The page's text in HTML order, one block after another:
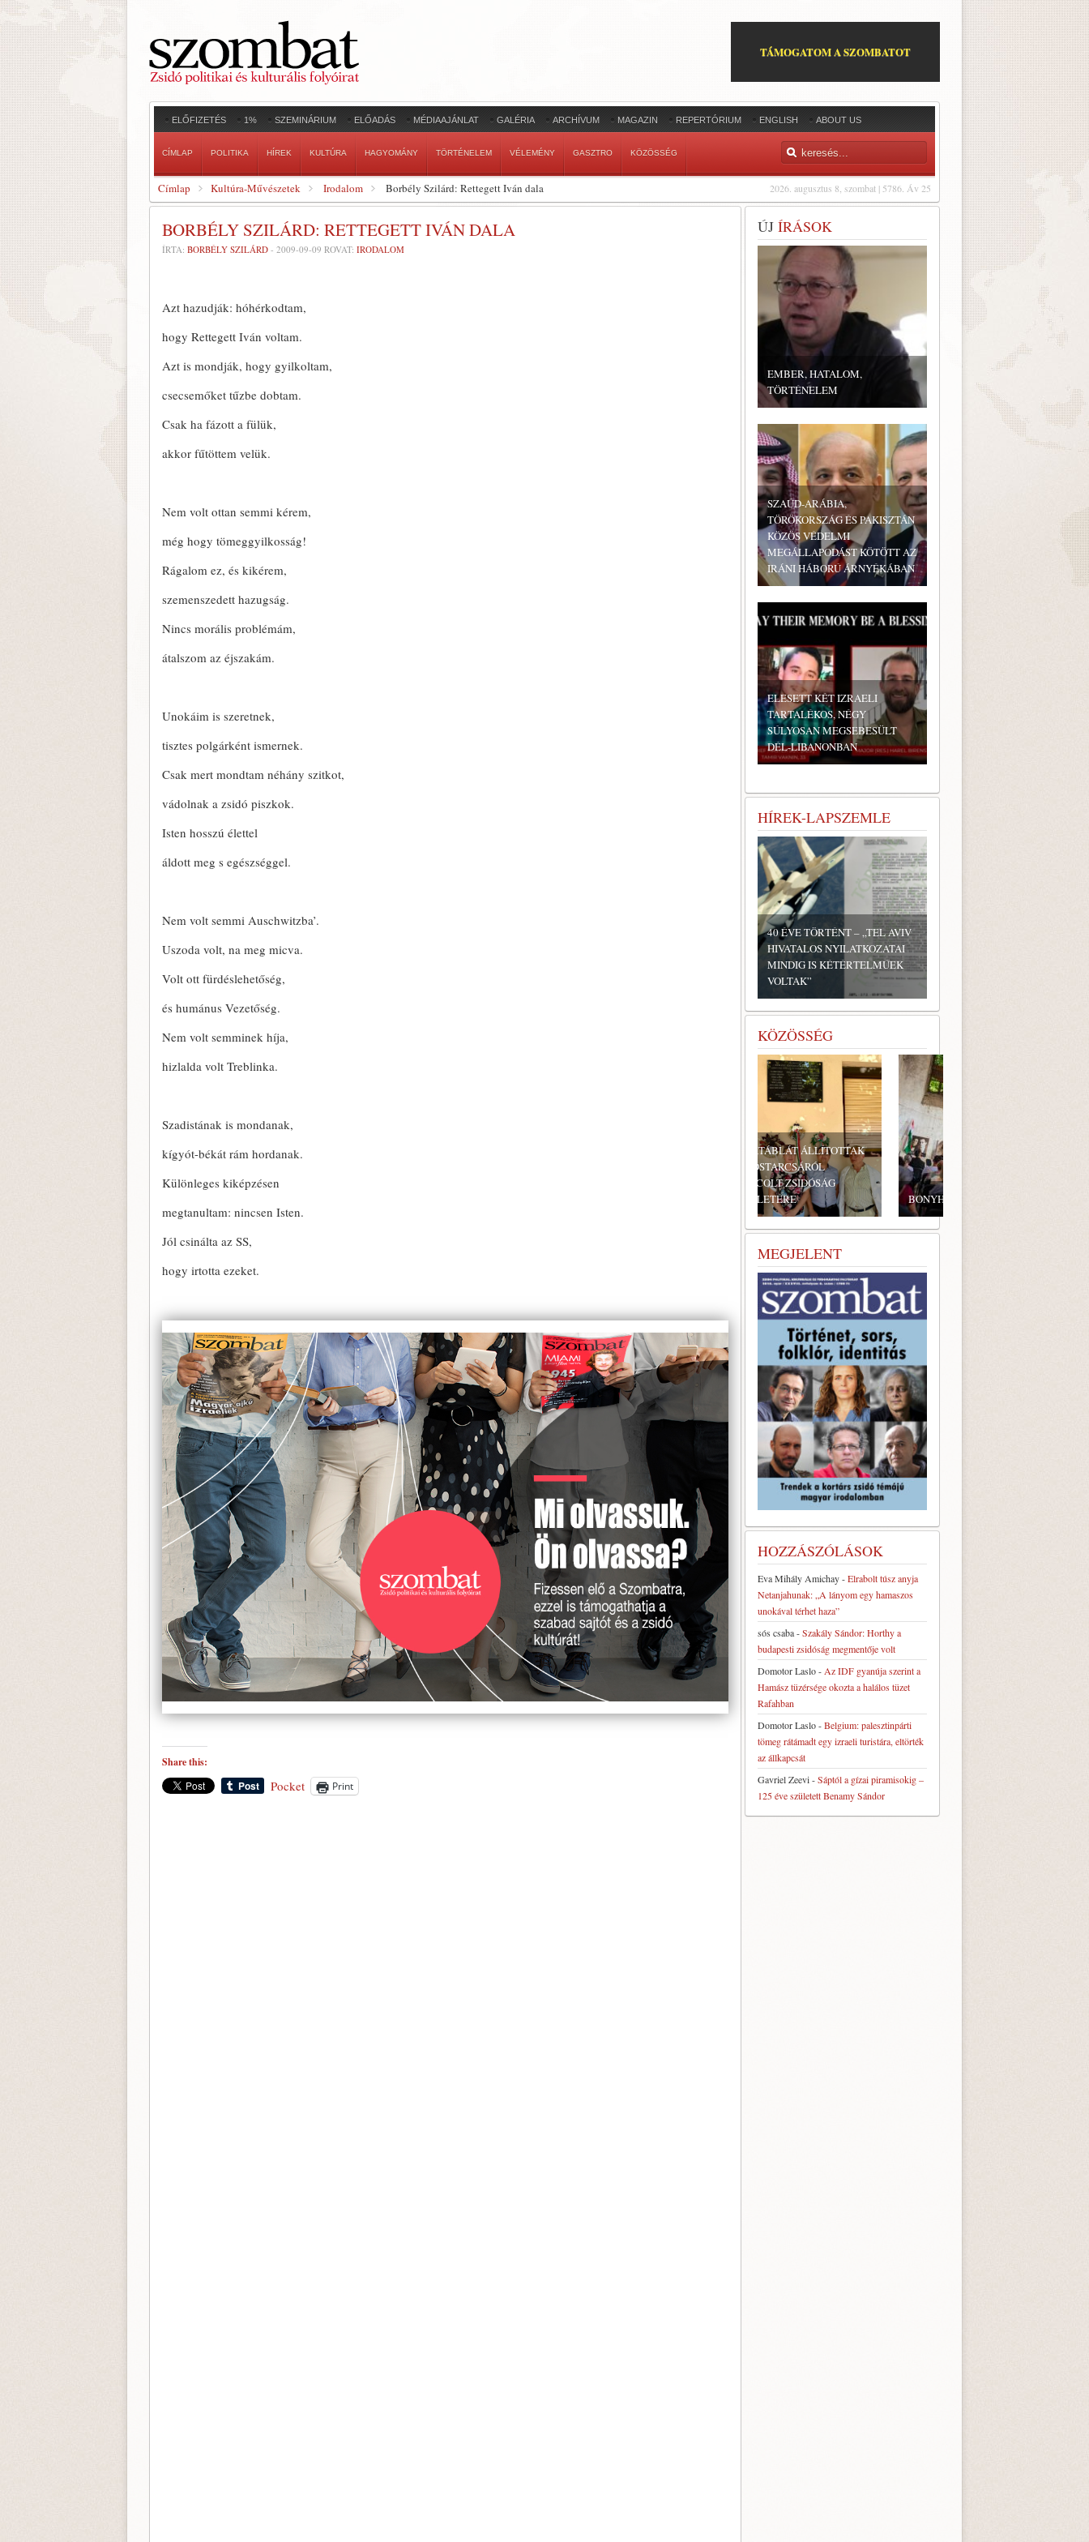
TÁMOGATOM A SZOMBATOT
ELŐFIZETÉS 1% SZEMINÁRIUM ELŐADÁS MÉDIAAJÁNLAT GALÉRIA ARCHÍVUM MAGAZIN REPERTÓRIUM ENGLISH ABOUT US
CÍMLAP POLITIKA HÍREK KULTÚRA HAGYOMÁNY TÖRTÉNELEM VÉLEMÉNY GASZTRO KÖZÖSSÉG
2026. augusztus 8, szombat | 5786. Áv 25
Címlap Kultúra-Művészetek Irodalom Borbély Szilárd: Rettegett Iván dala
BORBÉLY SZILÁRD: RETTEGETT IVÁN DALA
ÍRTA: BORBÉLY SZILÁRD - 2009-09-09 ROVAT: IRODALOM
Azt hazudják: hóhérkodtam,
hogy Rettegett Iván voltam.
Azt is mondják, hogy gyilkoltam,
csecsemőket tűzbe dobtam.
Csak ha fázott a fülük,
akkor fűtöttem velük.
Nem volt ottan semmi kérem,
még hogy tömeggyilkosság!
Rágalom ez, és kikérem,
szemenszedett hazugság.
Nincs morális problémám,
átalszom az éjszakám.
Unokáim is szeretnek,
tisztes polgárként ismernek.
Csak mert mondtam néhány szitkot,
vádolnak a zsidó piszkok.
Isten hosszú élettel
áldott meg s egészséggel.
Nem volt semmi Auschwitzba’.
Uszoda volt, na meg micva.
Volt ott fürdéslehetőség,
és humánus Vezetőség.
Nem volt semminek híja,
hizlalda volt Treblinka.
Szadistának is mondanak,
kígyót-békát rám hordanak.
Különleges kiképzésen
megtanultam: nincsen Isten.
Jól csinálta az SS,
hogy irtotta ezeket.
Share this:
Pocket Print
ÚJ ÍRÁSOK
EMBER, HATALOM,
TÖRTÉNELEM
SZAÚD-ARÁBIA,
TÖRÖKORSZÁG ÉS PAKISZTÁN
KÖZÖS VÉDELMI
MEGÁLLAPODÁST KÖTÖTT AZ
IRÁNI HÁBORÚ ÁRNYÉKÁBAN
ELESETT KÉT IZRAELI
TARTALÉKOS, NÉGY
SÚLYOSAN MEGSEBESÜLT
DÉL-LIBANONBAN
HÍREK-LAPSZEMLE
40 ÉVE TÖRTÉNT – „TEL AVIV
HIVATALOS NYILATKOZATAI
MINDIG IS KÉTÉRTELMŰEK
VOLTAK”
KÖZÖSSÉG
BONYHÁDI ZSIDÓ NAPOK
MEGJELENT
HOZZÁSZÓLÁSOK
Eva Mihály Amichay-Elrabolt túsz anyja
Netanjahunak: „A lányom egy hamaszos
unokával térhet haza”
sós csaba-Szakály Sándor: Horthy a
budapesti zsidóság megmentője volt
Domotor Laslo- Az IDF gyanúja szerint a
Hamász tüzérsége okozta a halálos tüzet
Rafahban
Domotor Laslo-Belgium: palesztinpárti
tömeg rátámadt egy izraeli turistára, eltörték
az állkapcsát
Gavriel Zeevi-Sáptól a gízai piramisokig –
125 éve született Benamy Sándor